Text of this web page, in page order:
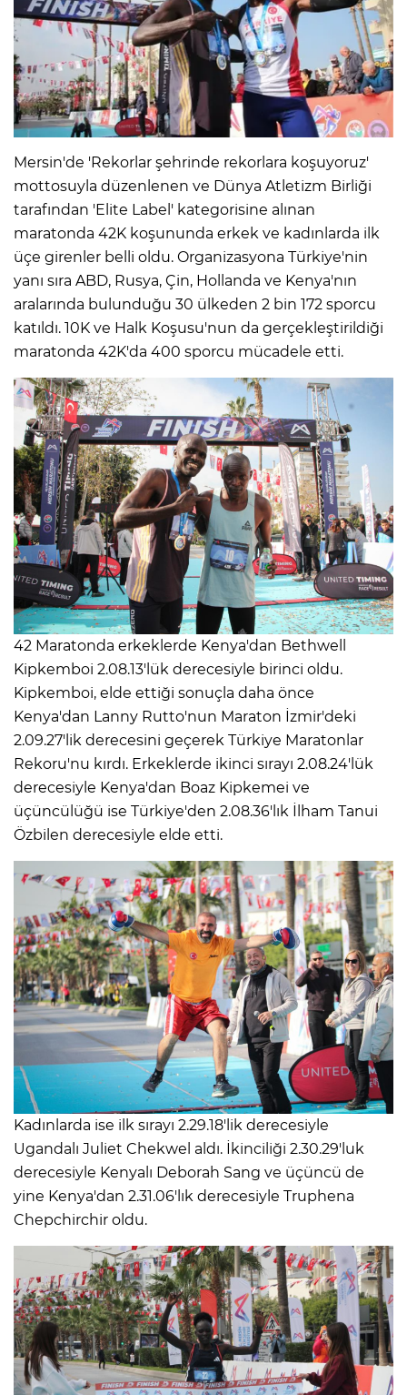
Mersin'de 'Rekorlar şehrinde rekorlara koşuyoruz'
mottosuyla düzenlenen ve Dünya Atletizm Birliği
tarafından 'Elite Label' kategorisine alınan
maratonda 42K koşununda erkek ve kadınlarda ilk
üçe girenler belli oldu. Organizasyona Türkiye'nin
yanı sıra ABD, Rusya, Çin, Hollanda ve Kenya'nın
aralarında bulunduğu 30 ülkeden 2 bin 172 sporcu
katıldı. 10K ve Halk Koşusu'nun da gerçekleştirildiği
maratonda 42K'da 400 sporcu mücadele etti.
42 Maratonda erkeklerde Kenya'dan Bethwell
Kipkemboi 2.08.13'lük derecesiyle birinci oldu.
Kipkemboi, elde ettiği sonuçla daha önce
Kenya'dan Lanny Rutto'nun Maraton İzmir'deki
2.09.27'lik derecesini geçerek Türkiye Maratonlar
Rekoru'nu kırdı. Erkeklerde ikinci sırayı 2.08.24'lük
derecesiyle Kenya'dan Boaz Kipkemei ve
üçüncülüğü ise Türkiye'den 2.08.36'lık İlham Tanui
Özbilen derecesiyle elde etti.
Kadınlarda ise ilk sırayı 2.29.18'lik derecesiyle
Ugandalı Juliet Chekwel aldı. İkinciliği 2.30.29'luk
derecesiyle Kenyalı Deborah Sang ve üçüncü de
yine Kenya'dan 2.31.06'lık derecesiyle Truphena
Chepchirchir oldu.